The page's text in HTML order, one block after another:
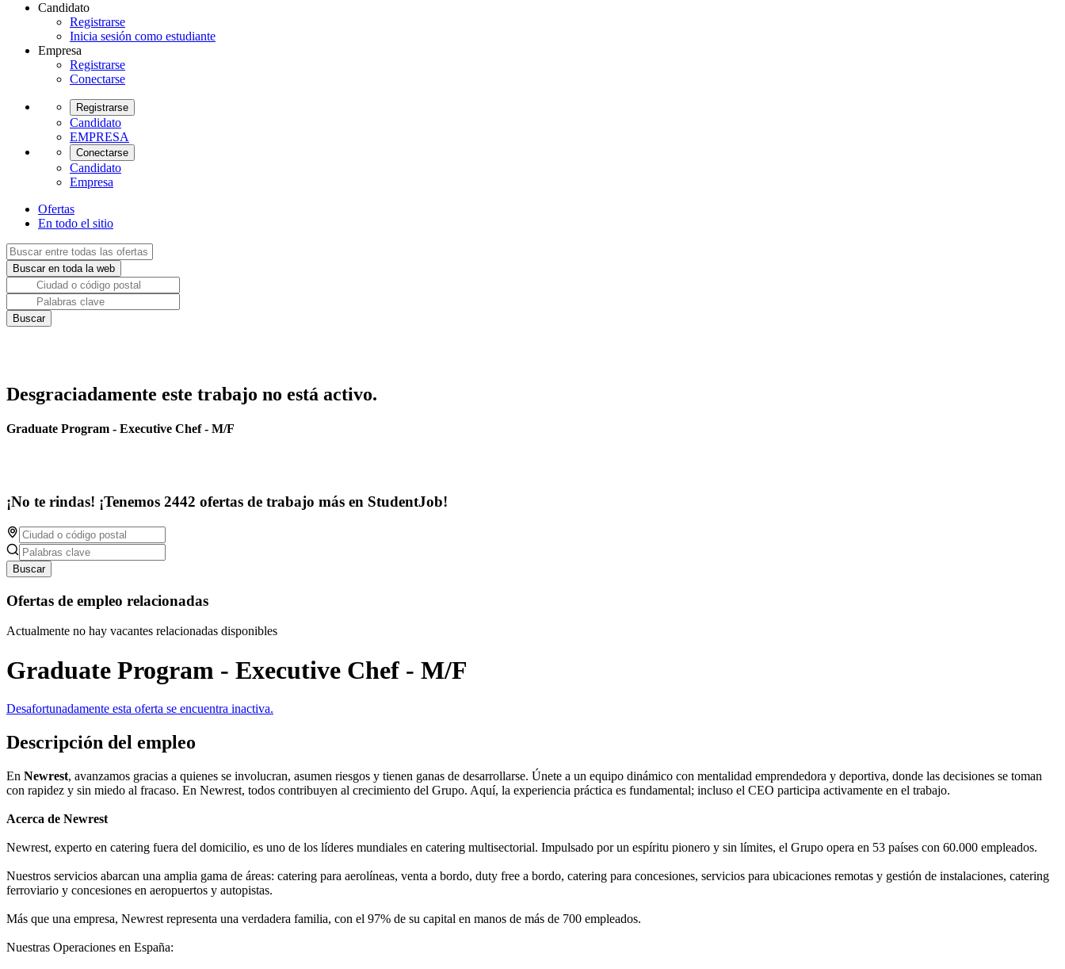
Candidato
Registrarse
Inicia sesión como estudiante
Empresa
Registrarse
Conectarse
Registrarse
Candidato
EMPRESA
Conectarse
Candidato
Empresa
Ofertas
En todo el sitio
Desgraciadamente este trabajo no está activo.
Graduate Program - Executive Chef - M/F
¡No te rindas! ¡Tenemos 2442 ofertas de trabajo más en StudentJob!
Buscar
Ofertas de empleo relacionadas
Actualmente no hay vacantes relacionadas disponibles
Graduate Program - Executive Chef - M/F
Desafortunadamente esta oferta se encuentra inactiva.
Descripción del empleo
En Newrest, avanzamos gracias a quienes se involucran, asumen riesgos y tienen ganas de desarrollarse. Únete a un equipo dinámico con mentalidad emprendedora y deportiva, donde las decisiones se toman
con rapidez y sin miedo al fracaso. En Newrest, todos contribuyen al crecimiento del Grupo. Aquí, la experiencia práctica es fundamental; incluso el CEO participa activamente en el trabajo.
Acerca de Newrest
Newrest, experto en catering fuera del domicilio, es uno de los líderes mundiales en catering multisectorial. Impulsado por un espíritu pionero y sin límites, el Grupo opera en 53 países con 60.000 empleados.
Nuestros servicios abarcan una amplia gama de áreas: catering para aerolíneas, venta a bordo, duty free a bordo, catering para concesiones, servicios para ubicaciones remotas y gestión de instalaciones, catering
ferroviario y concesiones en aeropuertos y autopistas.
Más que una empresa, Newrest representa una verdadera familia, con el 97% de su capital en manos de más de 700 empleados.
Nuestras Operaciones en España: